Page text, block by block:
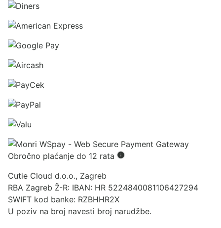
Obročno plaćanje do 12 rata
Cutie Cloud d.o.o., Zagreb
RBA Zagreb Ž-R: IBAN: HR 5224840081106427294
SWIFT kod banke: RZBHHR2X
U poziv na broj navesti broj narudžbe.